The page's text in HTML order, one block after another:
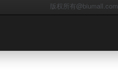
版权所有@biumall.com